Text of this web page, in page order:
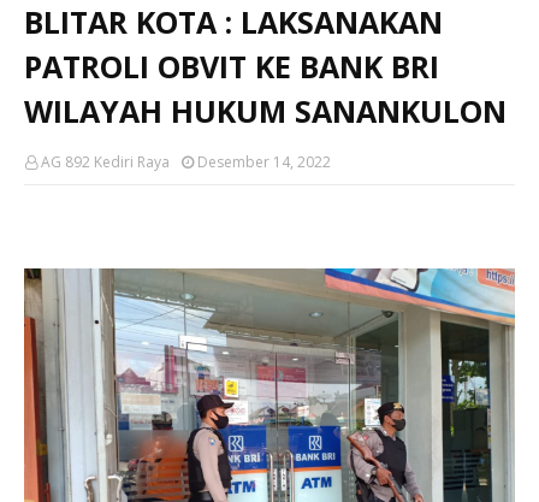
BLITAR KOTA : LAKSANAKAN
PATROLI OBVIT KE BANK BRI
WILAYAH HUKUM SANANKULON
AG 892 Kediri Raya Desember 14, 2022